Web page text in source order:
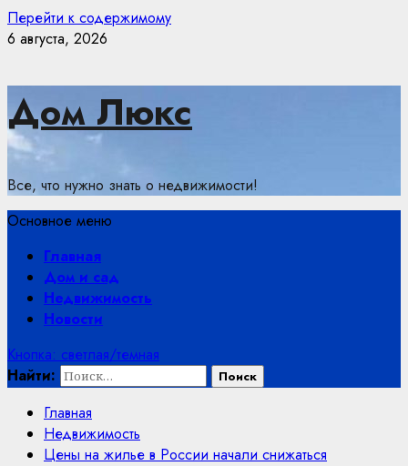
Перейти к содержимому
6 августа, 2026
Дом Люкс
Все, что нужно знать о недвижимости!
Основное меню
Главная
Дом и сад
Недвижимость
Новости
Кнопка: светлая/темная
Найти:
Главная
Недвижимость
Цены на жилье в России начали снижаться